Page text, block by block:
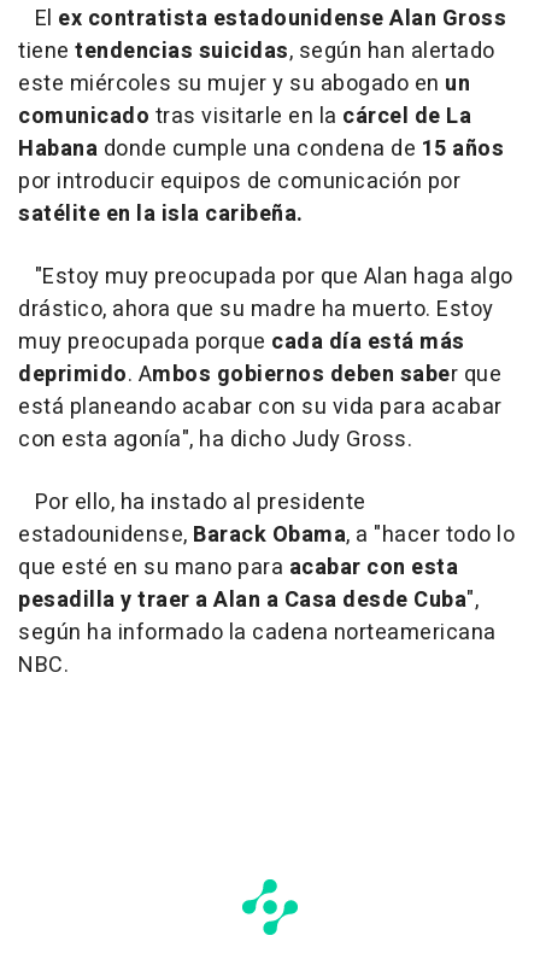
El ex contratista estadounidense Alan Gross
tiene tendencias suicidas, según han alertado
este miércoles su mujer y su abogado en un
comunicado tras visitarle en la cárcel de La
Habana donde cumple una condena de 15 años
por introducir equipos de comunicación por
satélite en la isla caribeña.
"Estoy muy preocupada por que Alan haga algo
drástico, ahora que su madre ha muerto. Estoy
muy preocupada porque cada día está más
deprimido. Ambos gobiernos deben saber que
está planeando acabar con su vida para acabar
con esta agonía", ha dicho Judy Gross.
Por ello, ha instado al presidente
estadounidense, Barack Obama, a "hacer todo lo
que esté en su mano para acabar con esta
pesadilla y traer a Alan a Casa desde Cuba",
según ha informado la cadena norteamericana
NBC.